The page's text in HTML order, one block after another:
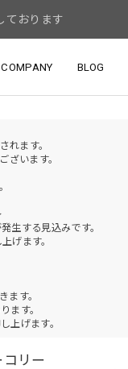
ております
COMPANY BLOG
れます。
ざいます。
生する見込みです。
げます。
ます。
ます。
上げます。
コリー